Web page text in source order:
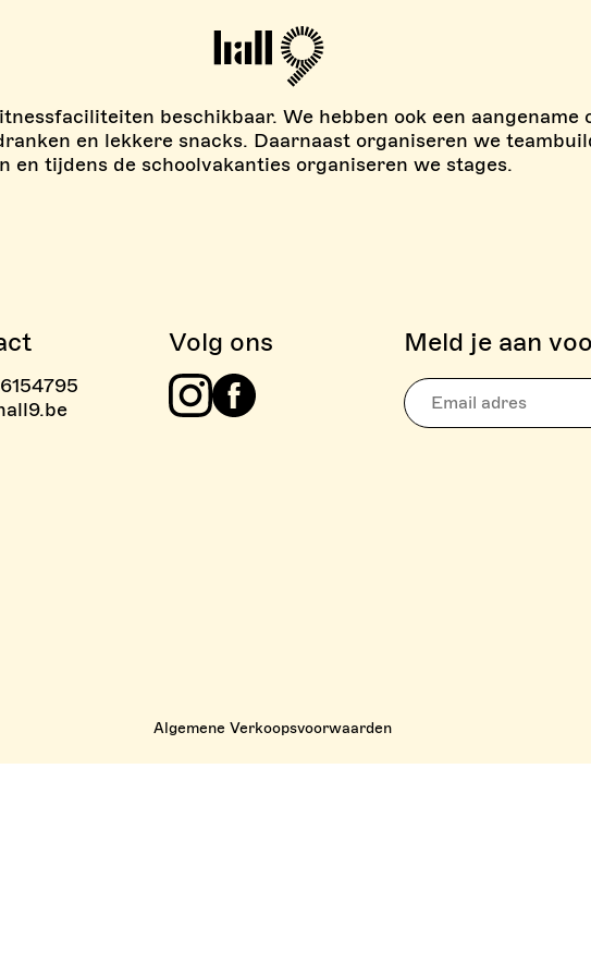
beschikbaar. We hebben ook een
en lekkere snacks. Daarnaast organiseren we
en tijdens de schoolvakanties organiseren we stages.
BOULDER ZONE
Volg ons Meld je aan
Algemene Verkoopsvoorwaarden